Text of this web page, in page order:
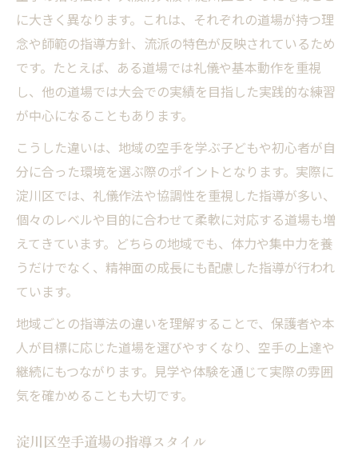
に大きく異なります。これは、それぞれの道場が持つ理
念や師範の指導方針、流派の特色が反映されているため
です。たとえば、ある道場では礼儀や基本動作を重視
し、他の道場では大会での実績を目指した実践的な練習
が中心になることもあります。
こうした違いは、地域の空手を学ぶ子どもや初心者が自
分に合った環境を選ぶ際のポイントとなります。実際に
淀川区では、礼儀作法や協調性を重視した指導が多い、
個々のレベルや目的に合わせて柔軟に対応する道場も増
えてきています。どちらの地域でも、体力や集中力を養
うだけでなく、精神面の成長にも配慮した指導が行われ
ています。
地域ごとの指導法の違いを理解することで、保護者や本
人が目標に応じた道場を選びやすくなり、空手の上達や
継続にもつながります。見学や体験を通じて実際の雰囲
気を確かめることも大切です。
淀川区空手道場の指導スタイル